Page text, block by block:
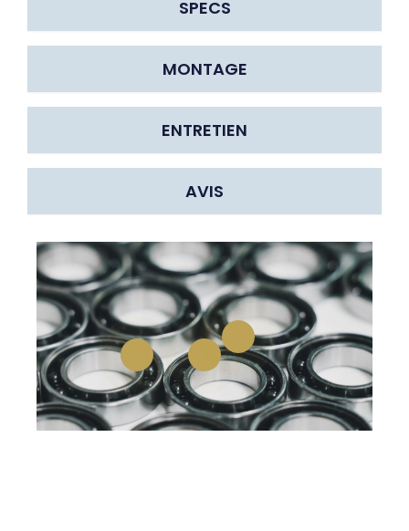
SPECS
MONTAGE
ENTRETIEN
AVIS